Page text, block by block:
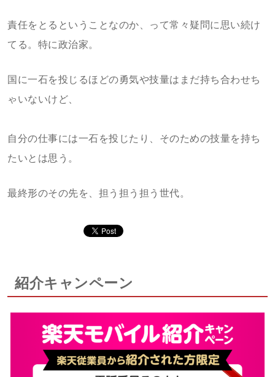
責任をとるということなのか、って常々疑問に思い続け
てる。特に政治家。
国に一石を投じるほどの勇気や技量はまだ持ち合わせち
ゃいないけど、
自分の仕事には一石を投じたり、そのための技量を持ち
たいとは思う。
最終形のその先を、担う担う担う世代。
紹介キャンペーン